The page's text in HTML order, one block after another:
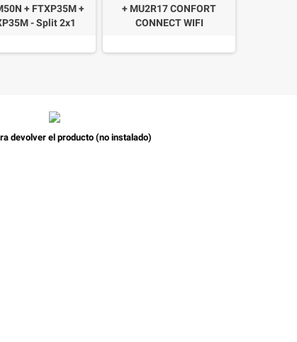
+ FTXP35M +
- Split 2x1
+ MU2R17 CONFORT
CONNECT WIFI
devolver el producto (no instalado)